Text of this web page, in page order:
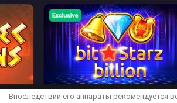
Впоследствии его аппараты рекомендуется